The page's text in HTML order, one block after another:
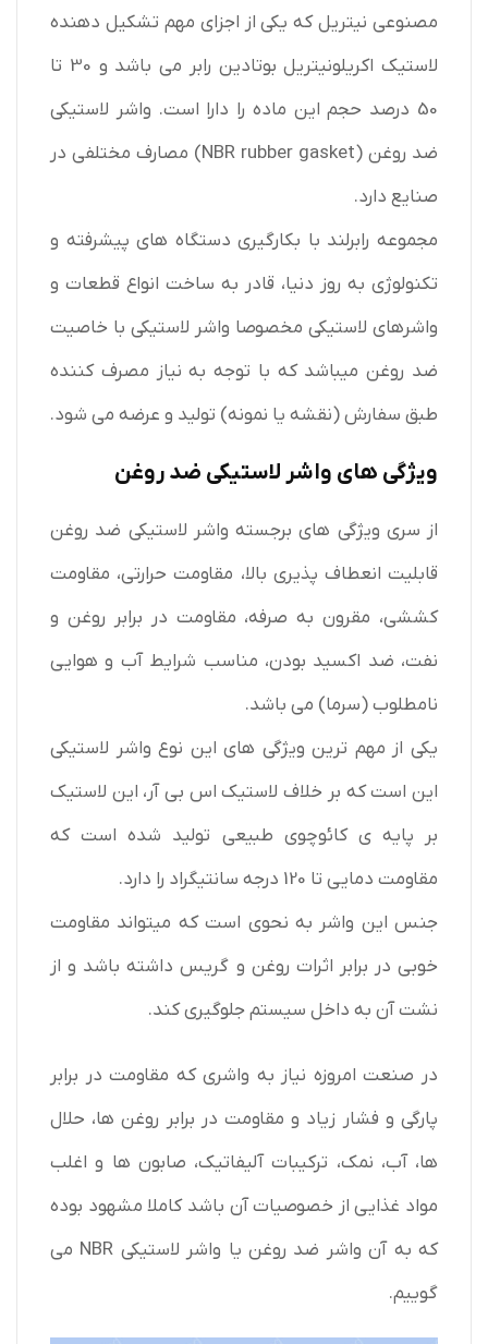
مصنوعی نیتریل که یکی از اجزای مهم تشکیل دهنده
لاستیک اکریلونیتریل بوتادین رابر می باشد و 30 تا
50 درصد حجم این ماده را دارا است. واشر لاستیکی
ضد روغن (NBR rubber gasket) مصارف مختلفی در
صنایع دارد.
مجموعه رابرلند با بکارگیری دستگاه های پیشرفته و
تکنولوژی به روز دنیا، قادر به ساخت انواع قطعات و
واشرهای لاستیکی مخصوصا واشر لاستیکی با خاصیت
ضد روغن میباشد که با توجه به نیاز مصرف کننده
طبق سفارش (نقشه یا نمونه) تولید و عرضه می شود.
ویژگی های واشر لاستیکی ضد روغن
از سری ویژگی های برجسته واشر لاستیکی ضد روغن
قابلیت انعطاف پذیری بالا، مقاومت حرارتی، مقاومت
کششی، مقرون به صرفه، مقاومت در برابر روغن و
نفت، ضد اکسید بودن، مناسب شرایط آب و هوایی
نامطلوب (سرما) می باشد.
یکی از مهم ترین ویژگی های این نوع واشر لاستیکی
این است که بر خلاف لاستیک اس بی آر، این لاستیک
بر پایه ی کائوچوی طبیعی تولید شده است که
مقاومت دمایی تا 120 درجه سانتیگراد را دارد.
جنس این واشر به نحوی است که میتواند مقاومت
خوبی در برابر اثرات روغن و گریس داشته باشد و از
نشت آن به داخل سیستم جلوگیری کند.
در صنعت امروزه نیاز به واشری که مقاومت در برابر
پارگی و فشار زیاد و مقاومت در برابر روغن ها، حلال
ها، آب، نمک، ترکیبات آلیفاتیک، صابون ها و اغلب
مواد غذایی از خصوصیات آن باشد کاملا مشهود بوده
که به آن واشر ضد روغن یا واشر لاستیکی NBR می
گوییم.